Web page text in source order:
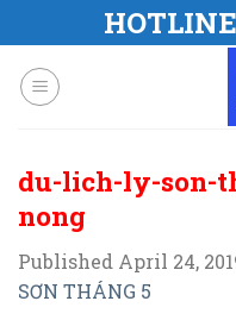
to
content
du-lich-ly-son-
nong
Published April 24,
SƠN THÁNG 5